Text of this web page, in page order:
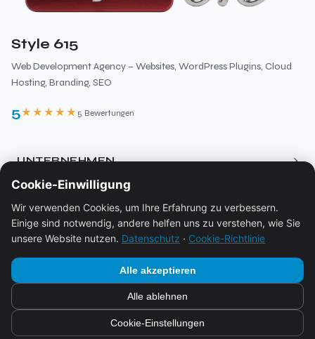
Style 615
Web Development Agency – Websites, WordPress Plugins, Cloud
Hosting, Branding, SEO
5★★★★★ 5 Bewertungen
UNTERNEHMEN ›
Über uns
Leistungen
Preise
Kontakt
Blog
RECHTLICHES
Cookie-Richtlinie
Allgemeine Geschäftsbedingungen
© 2026Style 615
Style 615
Cookie-Einwilligung
Wir verwenden Cookies, um Ihre Erfahrung zu verbessern.
Einige sind notwendig, andere helfen uns zu verstehen, wie Sie
unsere Website nutzen. Datenschutz · Cookie-Richtlinie
Alle akzeptieren
Alle ablehnen
Cookie-Einstellungen